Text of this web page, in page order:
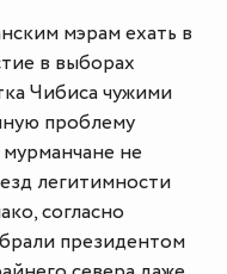
мэрам ехать в
в выборах
Чибиса чужими
проблему
не
легитимности
согласно
президентом